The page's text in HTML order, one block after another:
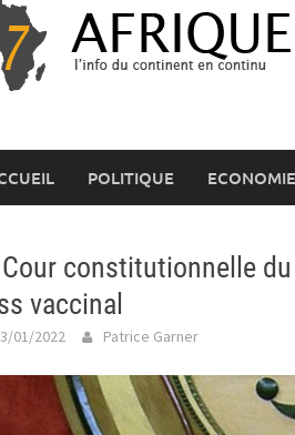
POLITIQUE ECONOMIE
constitutionnelle
vaccinal
01/2022 Patrice Garner